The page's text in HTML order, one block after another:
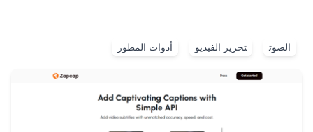
الصوت تحرير الفيديو أدوات المطور